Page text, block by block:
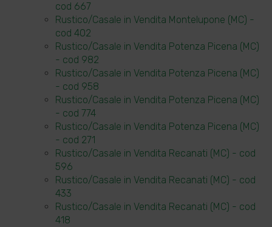
cod 667
Rustico/Casale in Vendita Montelupone (MC) -
cod 402
Rustico/Casale in Vendita Potenza Picena (MC)
- cod 982
Rustico/Casale in Vendita Potenza Picena (MC)
- cod 958
Rustico/Casale in Vendita Potenza Picena (MC)
- cod 774
Rustico/Casale in Vendita Potenza Picena (MC)
- cod 271
Rustico/Casale in Vendita Recanati (MC) - cod
596
Rustico/Casale in Vendita Recanati (MC) - cod
433
Rustico/Casale in Vendita Recanati (MC) - cod
418